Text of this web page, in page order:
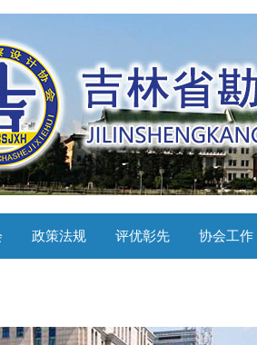
政策法规 评优彰先 协会工作